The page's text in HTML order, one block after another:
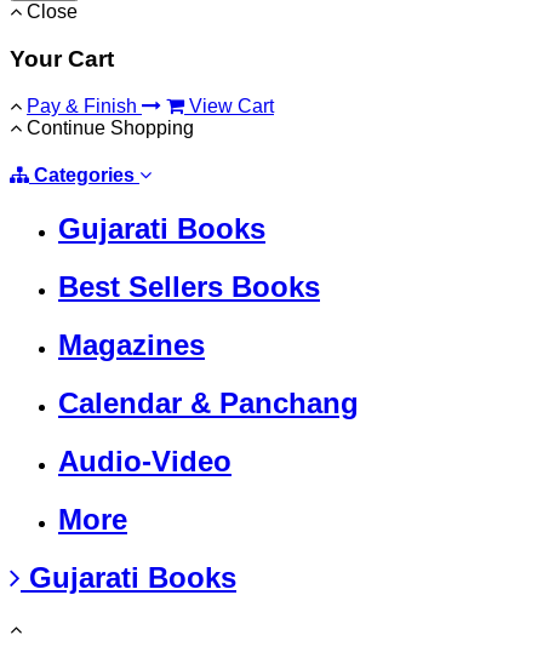
Close
Your Cart
Pay & Finish
View Cart
Continue Shopping
Categories
Gujarati Books
Best Sellers Books
Magazines
Calendar & Panchang
Audio-Video
More
Gujarati Books